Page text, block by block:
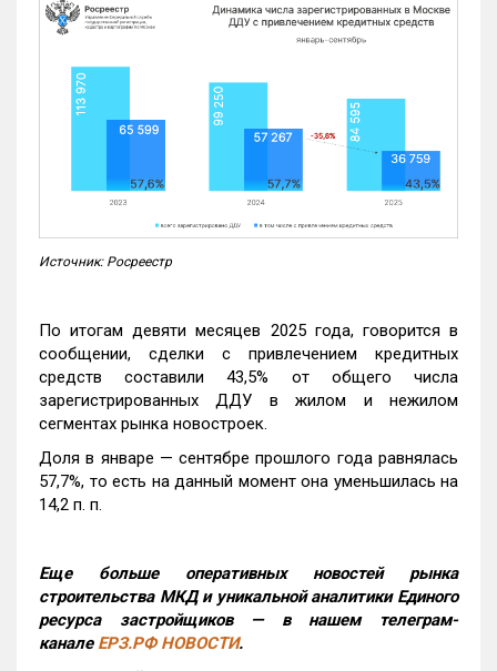
Источник: Росреестр
По итогам девяти месяцев 2025 года, говорится в
сообщении, сделки с привлечением кредитных
средств составили 43,5% от общего числа
зарегистрированных ДДУ в жилом и нежилом
сегментах рынка новостроек.
Доля в январе — сентябре прошлого года равнялась
57,7%, то есть на данный момент она уменьшилась на
14,2 п. п.
Еще больше оперативных новостей рынка
строительства МКД и уникальной аналитики Единого
ресурса застройщиков — в нашем телеграм-
канале ЕРЗ.РФ НОВОСТИ.